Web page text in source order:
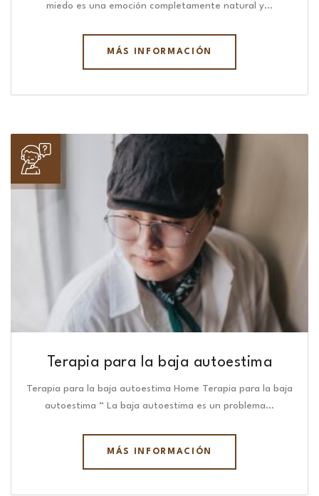
miedo es una emoción completamente natural y…
MÁS INFORMACIÓN
Terapia para la baja autoestima
Terapia para la baja autoestima Home Terapia para la baja
autoestima “ La baja autoestima es un problema…
MÁS INFORMACIÓN